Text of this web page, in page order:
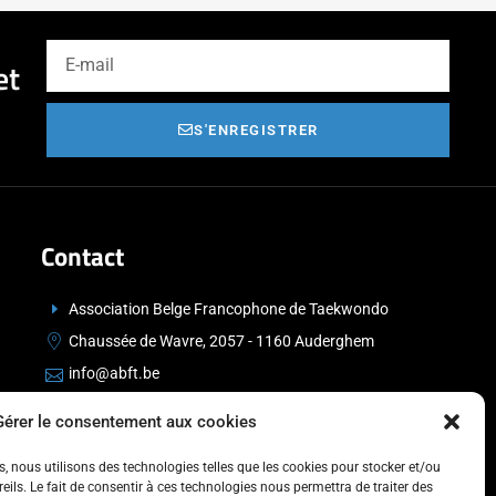
le consentement aux cookies
nous utilisons des technologies telles que les cookies pour stocker et/ou
Le fait de consentir à ces technologies nous permettra de traiter des
S'ENREGISTRER
Contact
Association Belge Francophone de Taekwondo
Chaussée de Wavre, 2057 - 1160 Auderghem
info@abft.be